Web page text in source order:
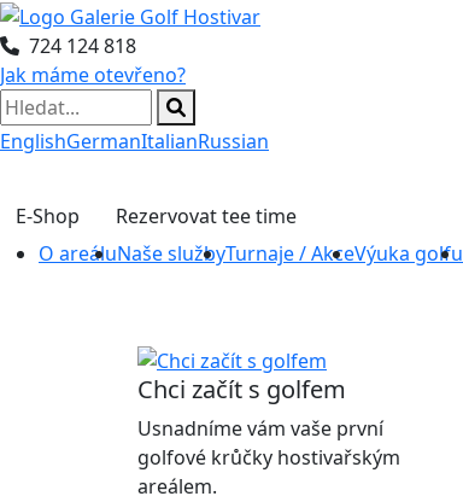
724 124 818
Jak máme otevřeno?
EnglishGermanItalianRussian
E-Shop
Rezervovat tee time
O areáluNaše službyTurnaje / AkceVýuka golfu
Chci začít s golfem
Usnadníme vám vaše první
golfové krůčky hostivařským
areálem.